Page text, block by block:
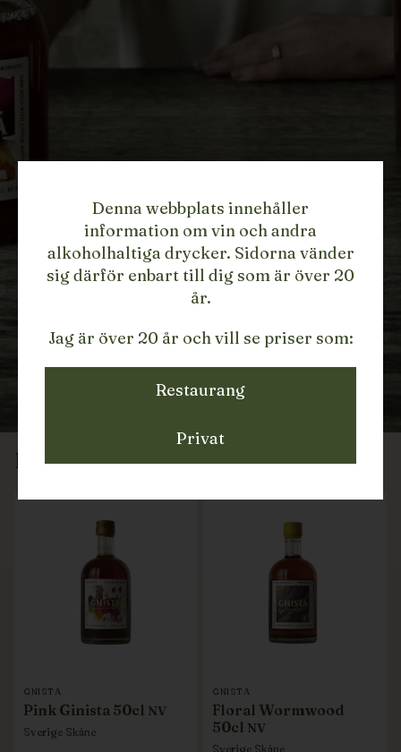
DRYCKER FRÅN GNISTA
GNISTA
Pink Ginista 50cl NV
Sverige Skåne
GNISTA
Floral Wormwood
50cl NV
Sverige Skåne
Denna webbplats innehåller
information om vin och andra
alkoholhaltiga drycker. Sidorna vänder
sig därför enbart till dig som är över 20
år.
Jag är över 20 år och vill se priser som:
Restaurang
Privat